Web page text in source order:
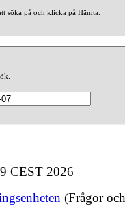
söka på och klicka på Hämta.
CEST 2026
(Frågor